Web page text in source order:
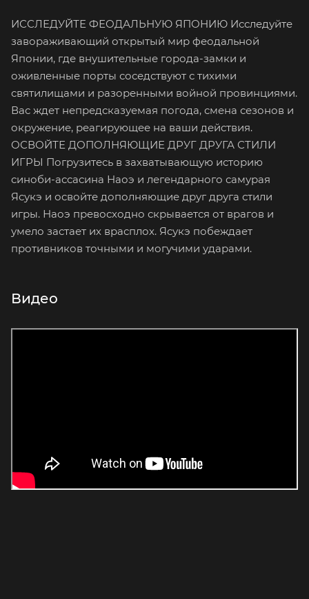
ИССЛЕДУЙТЕ ФЕОДАЛЬНУЮ ЯПОНИЮ Исследуйте
завораживающий открытый мир феодальной
Японии, где внушительные города-замки и
оживленные порты соседствуют с тихими
святилищами и разоренными войной провинциями.
Вас ждет непредсказуемая погода, смена сезонов и
окружение, реагирующее на ваши действия.
ОСВОЙТЕ ДОПОЛНЯЮЩИЕ ДРУГ ДРУГА СТИЛИ
ИГРЫ Погрузитесь в захватывающую историю
синоби-ассасина Наоэ и легендарного самурая
Ясукэ и освойте дополняющие друг друга стили
игры. Наоэ превосходно скрывается от врагов и
умело застает их врасплох. Ясукэ побеждает
противников точными и могучими ударами.
Видео